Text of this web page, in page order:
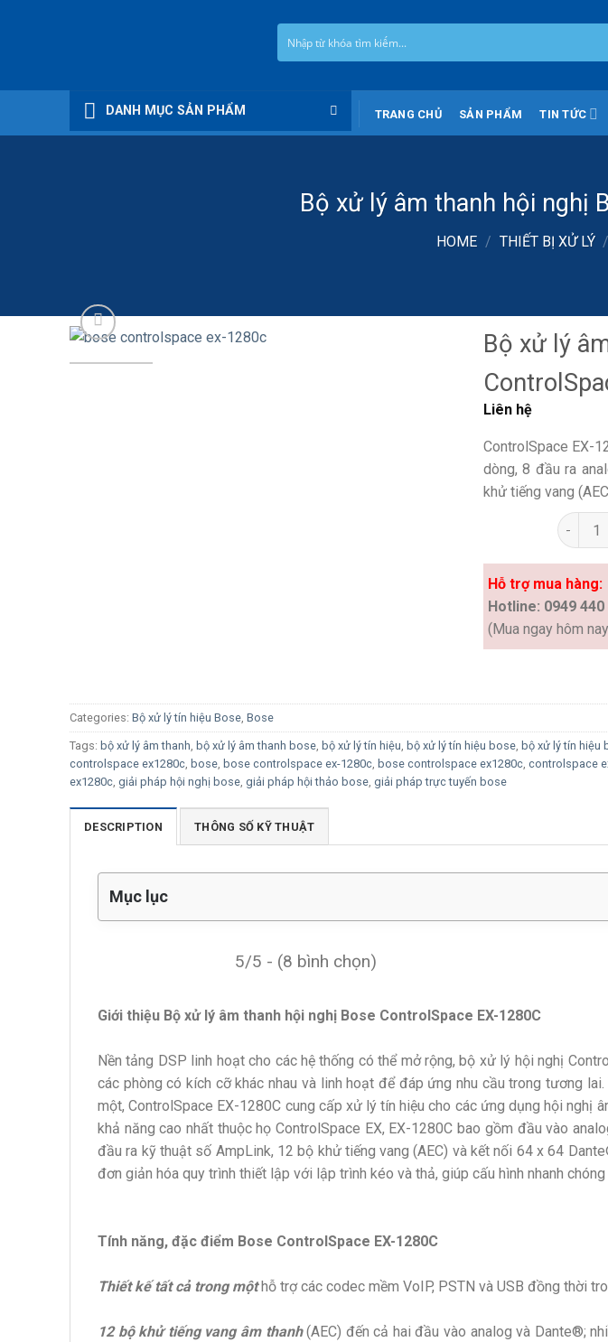
DANH MỤC SẢN PHẨM TRANG CHỦ SẢN PHẨM TIN TỨC
Bộ xử lý âm thanh hội nghị
HOME / THIẾT BỊ XỬ LÝ /
Bộ xử lý
Liên hệ
ControlSpace EX-
dòng, 8 đầu ra
khử tiếng vang
Bộ xử
Hỗ trợ mua hàng:
Hotline: 0949
(Mua ngay hôm
Categories: Bộ xử lý tín hiệu Bose, Bose
Tags: bộ xử lý âm thanh, bộ xử lý âm thanh bose, bộ xử lý tín hiệu, bộ xử lý tín hiệu bose, bộ xử lý tín hiệu
controlspace ex1280c, bose, bose controlspace ex-1280c, bose controlspace ex1280c, controlspace
ex1280c, giải pháp hội nghị bose, giải pháp hội thảo bose, giải pháp trực tuyến bose
DESCRIPTION THÔNG SỐ KỸ THUẬT
Mục lục
5/5 - (8 bình chọn)
Giới thiệu Bộ xử lý âm thanh hội nghị Bose ControlSpace EX-1280C
Nền tảng DSP linh hoạt cho các hệ thống có thể mở rộng, bộ xử lý hội nghị
các phòng có kích cỡ khác nhau và linh hoạt để đáp ứng nhu cầu trong tương
một, ControlSpace EX-1280C cung cấp xử lý tín hiệu cho các ứng dụng hội nghị
khả năng cao nhất thuộc họ ControlSpace EX, EX-1280C bao gồm đầu vào
đầu ra kỹ thuật số AmpLink, 12 bộ khử tiếng vang (AEC) và kết nối 64 x 64
đơn giản hóa quy trình thiết lập với lập trình kéo và thả, giúp cấu hình nhanh chóng
Tính năng, đặc điểm Bose ControlSpace EX-1280C
Thiết kế tất cả trong mộthỗ trợ các codec mềm VoIP, PSTN và USB đồng thời
12 bộ khử tiếng vang âm thanh(AEC) đến cả hai đầu vào analog và Dante®;